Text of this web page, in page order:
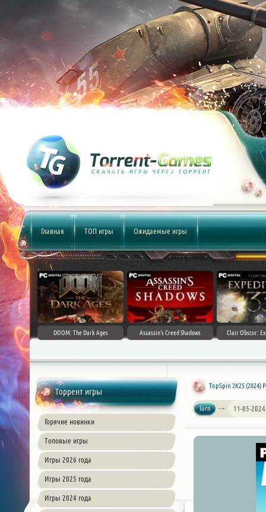
Главная ТОП игры Ожидаемые игры
DOOM: The Dark Ages Assassin's Creed Shadows Clair Obscur:
Торрент игры
Горячие новинки
Топовые игры
Игры 2026 года
Игры 2025 года
Игры 2024 года
TopSpin 2K25 (2024)
lorn 11-05-